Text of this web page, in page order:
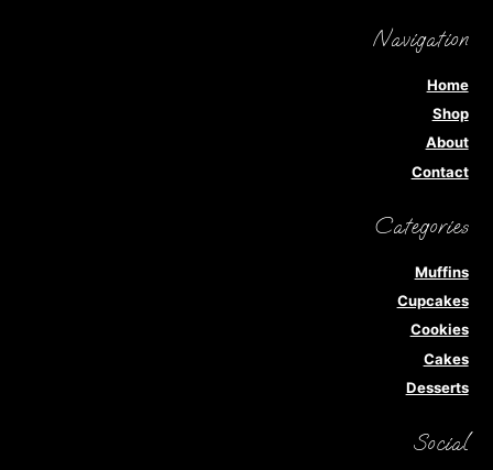
Navigation
Home
Shop
About
Contact
Categories
Muffins
Cupcakes
Cookies
Cakes
Desserts
Social